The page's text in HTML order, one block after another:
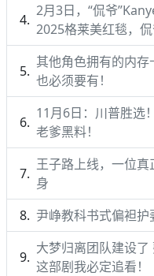
2月3日，“侃爷
2025格莱美红毯，
其他角色拥有的内存
也必须要有！
11月6日：川普胜选
老爹黑料！
王子路上线，一位
身
尹峥教科书式偏袒
大梦归离团队建设了
这部剧我必定追看！